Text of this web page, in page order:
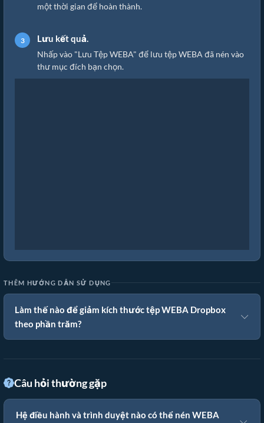
một thời gian để hoàn thành.
Lưu kết quả.
Nhấp vào "Lưu Tệp WEBA" để lưu tệp WEBA đã nén vào
thư mục đích bạn chọn.
THÊM HƯỚNG DẪN SỬ DỤNG
Làm thế nào để giảm kích thước tệp WEBA Dropbox
theo phần trăm?
Câu hỏi thường gặp
Hệ điều hành và trình duyệt nào có thể nén WEBA